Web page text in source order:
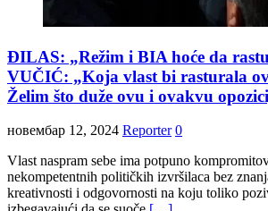
ĐILAS: „Režim i BIA hoće da
VUČIĆ: „Koja vlast bi rasturala
Želim što duže ovu i ovakvu
новембар 12, 2024 Reporter 0
Vlast naspram sebe ima potpuno
nekompetentnih političkih izvršilaca bez
kreativnosti i odgovornosti na koju toliko